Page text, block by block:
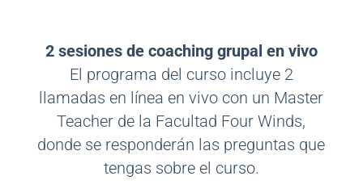
2 sesiones de coaching grupal en vivo
El programa del curso incluye 2
llamadas en línea en vivo con un Master
Teacher de la Facultad Four Winds,
donde se responderán las preguntas que
tengas sobre el curso.